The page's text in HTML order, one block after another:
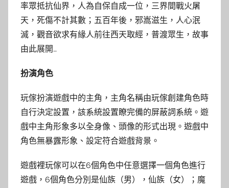
率眾抵抗仙界，人為自保自成一位，三界間戰火屠
天，死傷不計其數；五百年後，邪嵩滋生，人心泯
滅，觀音欲求有緣人前往西天取經，普渡眾生，故事
由此展開…
扮演角色
玩傢扮演遊戲中的主角，主角名稱由玩傢創建角色時
自行決定設置，該系統設置瞭完備的屏蔽詞系統。遊
戲中主角形象多以全身像、頭像的形式出現。遊戲中
角色無暴露形象、設定符合遊戲背景。
遊戲裡玩傢可以在6個角色中任意選擇一個角色進行
遊戲，6個角色分別是仙族（男），仙族（女）；魔